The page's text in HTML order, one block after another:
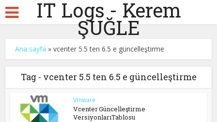
IT Logs - Kerem
ŞUĞLE
Ana sayfa »vcenter 5.5 ten 6.5 e güncelleştirme
Tag - vcenter 5.5 ten 6.5 e güncelleştirme
Vmware
Vcenter Güncelleştirme
VersiyonlarıTablosu